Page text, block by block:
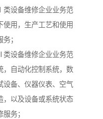
设备维修企业业务范
使用，生产工艺和使用
；
设备维修企业业务范
，自动化控制系统，数
设备、仪器仪表、空气
，以及设备或系统状态
务；